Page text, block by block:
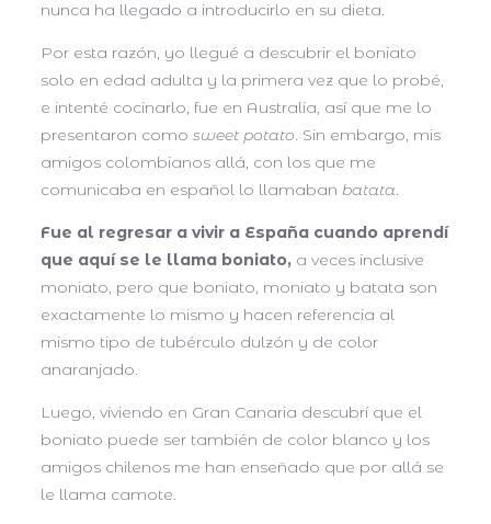
nunca ha llegado a introducirlo en su dieta.
Por esta razón, yo llegué a descubrir el boniato
solo en edad adulta y la primera vez que lo probé,
e intenté cocinarlo, fue en Australia, así que me lo
presentaron como sweet potato. Sin embargo, mis
amigos colombianos allá, con los que me
comunicaba en español lo llamaban batata.
Fue al regresar a vivir a España cuando aprendí
que aquí se le llama boniato, a veces inclusive
moniato, pero que boniato, moniato y batata son
exactamente lo mismo y hacen referencia al
mismo tipo de tubérculo dulzón y de color
anaranjado.
Luego, viviendo en Gran Canaria descubrí que el
boniato puede ser también de color blanco y los
amigos chilenos me han enseñado que por allá se
le llama camote.